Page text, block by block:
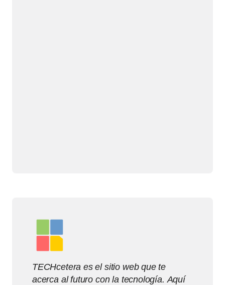
TECHcetera es el sitio web que te
acerca al futuro con la tecnología. Aquí